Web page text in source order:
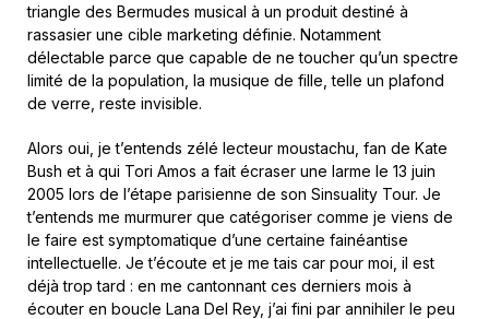
triangle des Bermudes musical à un produit destiné à
rassasier une cible marketing définie. Notamment
délectable parce que capable de ne toucher qu’un spectre
limité de la population, la musique de fille, telle un plafond
de verre, reste invisible.
Alors oui, je t’entends zélé lecteur moustachu, fan de Kate
Bush et à qui Tori Amos a fait écraser une larme le 13 juin
2005 lors de l’étape parisienne de son Sinsuality Tour. Je
t’entends me murmurer que catégoriser comme je viens de
le faire est symptomatique d’une certaine fainéantise
intellectuelle. Je t’écoute et je me tais car pour moi, il est
déjà trop tard : en me cantonnant ces derniers mois à
écouter en boucle Lana Del Rey, j’ai fini par annihiler le peu